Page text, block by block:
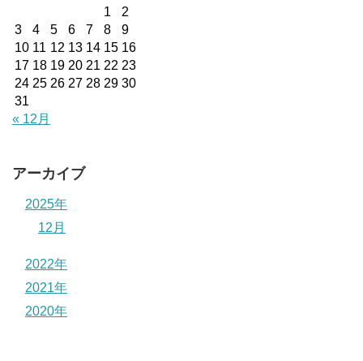
1
2
3
4 5 6 7 8
9
10 11 12 13 14 15 16
17 18 19 20 21 22 23
24 25 26 27 28 29 30
31
« 12月
アーカイブ
2025年
12月
2022年
2021年
2020年